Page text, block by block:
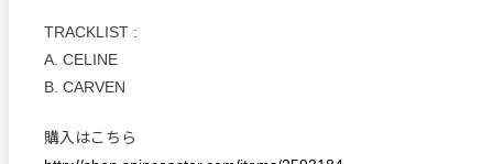
TRACKLIST :
A. CELINE
B. CARVEN
購入はこちら